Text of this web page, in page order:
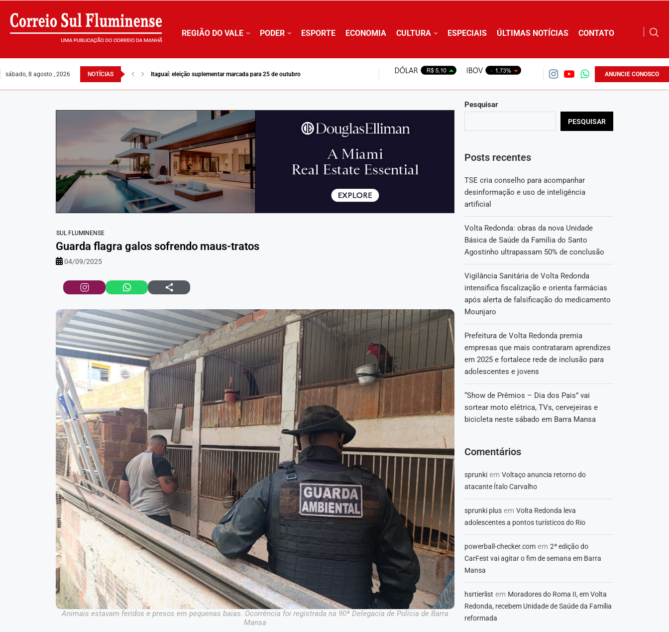
REGIÃO DO VALE PODER ESPORTE ECONOMIA CULTURA ESPECIAIS ÚLTIMAS NOTÍCIAS CONTATO
sábado, 8 agosto , 2026 NOTÍCIAS Itaguaí: eleição suplementar marcada para 25 de outubro ANUNCIE CONOSCO
SUL FLUMINENSE
Guarda flagra galos sofrendo maus-tratos
04/09/2025
Animais estavam feridos e presos em pequenas baias. Ocorrência foi registrada na 90ª Delegacia de Polícia de Barra
Mansa
Pesquisar
PESQUISAR
Posts recentes
TSE cria conselho para acompanhar
desinformação e uso de inteligência
artificial
Volta Redonda: obras da nova Unidade
Básica de Saúde da Família do Santo
Agostinho ultrapassam 50% de conclusão
Vigilância Sanitária de Volta Redonda
intensifica fiscalização e orienta farmácias
após alerta de falsificação do medicamento
Mounjaro
Prefeitura de Volta Redonda premia
empresas que mais contrataram aprendizes
em 2025 e fortalece rede de inclusão para
adolescentes e jovens
“Show de Prêmios – Dia dos Pais” vai
sortear moto elétrica, TVs, cervejeiras e
bicicleta neste sábado em Barra Mansa
Comentários
sprunkiem Voltaço anuncia retorno do
atacante Ítalo Carvalho
sprunki plusem Volta Redonda leva
adolescentes a pontos turísticos do Rio
powerball-checker.comem 2ª edição do
CarFest vai agitar o fim de semana em Barra
Mansa
hsrtierlist em Moradores do Roma II, em Volta
Redonda, recebem Unidade de Saúde da Família
reformada